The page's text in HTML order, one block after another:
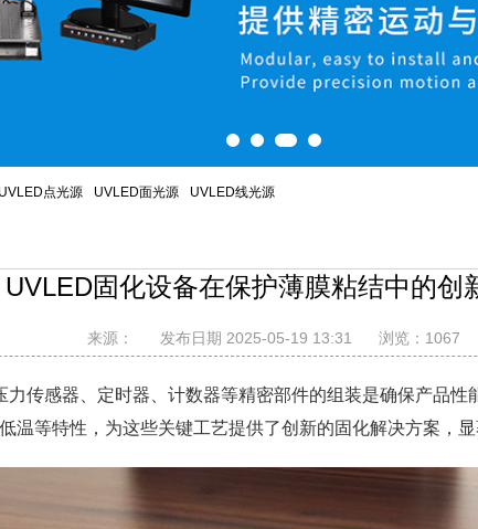
UVLED点光源 UVLED面光源 UVLED线光源
UVLED固化设备在保护薄膜粘结中的创
来源： 发布日期 2025-05-19 13:31 浏览： 1067
传感器、定时器、计数器等精密部件的组装是确保产品
温等特性，为这些关键工艺提供了创新的固化解决方案，显